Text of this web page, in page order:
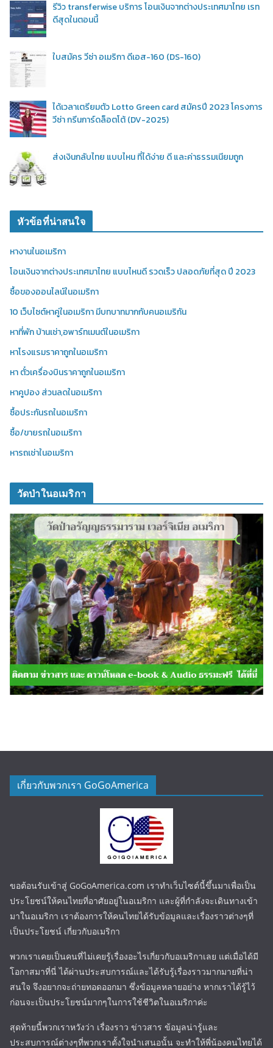
รีวิว transferwise บริการ โอนเงินจากต่างประเทศมาไทย เรท
ดีสุดในตอนนี้
ใบสมัคร วีซ่า อเมริกา ดีเอส-160 (DS-160)
ได้เวลาเตรียมตัว Lotto Green card สมัครปี 2023 โครงการ
วีซ่า กรีนการ์ดล็อตโต้ (DV-2025)
ส่งเงินกลับไทย แบบไหน ที่ได้ง่าย ดี และค่าธรรมเนียมถูก
หัวข้อที่น่าสนใจ
หางานในอเมริกา
โอนเงินจากต่างประเทศมาไทย แบบไหนดี รวดเร็ว ปลอดภัยที่สุด ปี 2023
ซื้อของออนไลน์ในอเมริกา
10 เว็บไซต์หาคู่ในอเมริกา มีบทบาทมากกับคนอเมริกัน
หาที่พัก บ้านเช่า,อพาร์ทเมนต์ในอเมริกา
หาโรงแรมราคาถูกในอเมริกา
หา ตั๋วเครื่องบินราคาถูกในอเมริกา
หาคูปอง ส่วนลดในอเมริกา
ซื้อประกันรถในอเมริกา
ซื้อ/ขายรถในอเมริกา
หารถเช่าในอเมริกา
วัดป่าในอเมริกา
เกี่ยวกับพวกเรา GoGoAmerica
ขอต้อนรับเข้าสู่ GoGoAmerica.com เราทำเว็บไซต์นี้ขึ้นมาเพื่อเป็น
ประโยชน์ให้คนไทยที่อาศัยอยู่ในอเมริกา และผู้ที่กำลังจะเดินทางเข้า
มาในอเมริกา เราต้องการให้คนไทยได้รับข้อมูลและเรื่องราวต่างๆที่
เป็นประโยชน์ เกี่ยวกับอเมริกา
พวกเราเคยเป็นคนที่ไม่เคยรู้เรื่องอะไรเกี่ยวกับอเมริกาเลย แต่เมื่อได้มี
โอกาสมาที่นี่ ได้ผ่านประสบการณ์และได้รับรู้เรื่องราวมากมายที่น่า
สนใจ จึงอยากจะถ่ายทอดออกมา ซึ่งข้อมูลหลายอย่าง หากเราได้รู้ไว้
ก่อนจะเป็นประโยชน์มากๆในการใช้ชีวิตในอเมริกาค่ะ
สุดท้ายนี้พวกเราหวังว่า เรื่องราว ข่าวสาร ข้อมูลน่ารู้และ
ประสบการณ์ต่างๆที่พวกเราตั้งใจนำเสนอนั้น จะทำให้พี่น้องคนไทยได้